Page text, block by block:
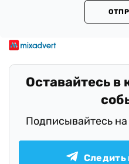
Оставайтесь в
Подписывайтесь
Следить